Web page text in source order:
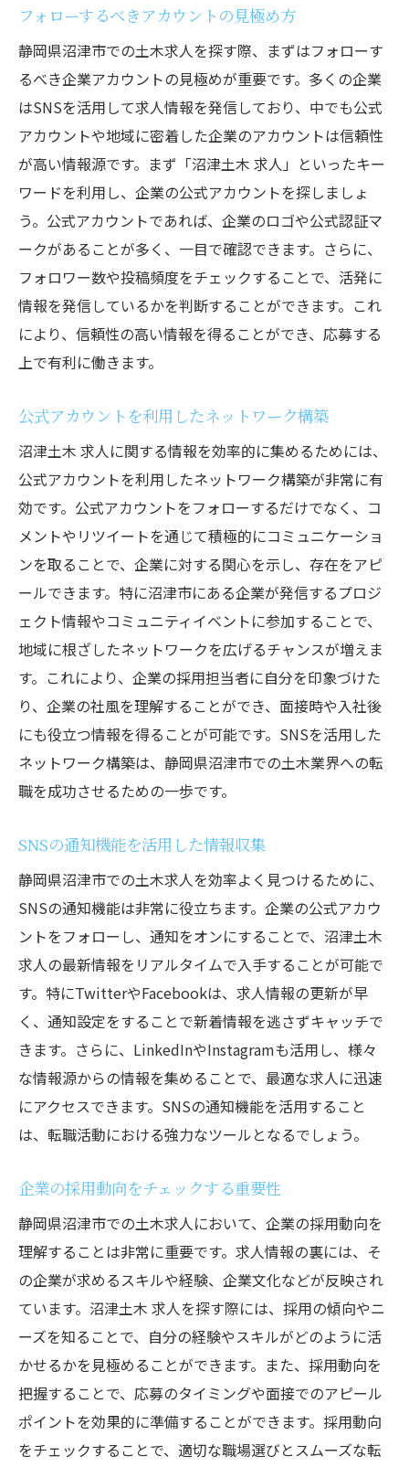
フォローするべきアカウントの見極め方
静岡県沼津市での土木求人を探す際、まずはフォローす
るべき企業アカウントの見極めが重要です。多くの企業
はSNSを活用して求人情報を発信しており、中でも公式
アカウントや地域に密着した企業のアカウントは信頼性
が高い情報源です。まず「沼津土木 求人」といったキー
ワードを利用し、企業の公式アカウントを探しましょ
う。公式アカウントであれば、企業のロゴや公式認証マ
ークがあることが多く、一目で確認できます。さらに、
フォロワー数や投稿頻度をチェックすることで、活発に
情報を発信しているかを判断することができます。これ
により、信頼性の高い情報を得ることができ、応募する
上で有利に働きます。
公式アカウントを利用したネットワーク構築
沼津土木 求人に関する情報を効率的に集めるためには、
公式アカウントを利用したネットワーク構築が非常に有
効です。公式アカウントをフォローするだけでなく、コ
メントやリツイートを通じて積極的にコミュニケーショ
ンを取ることで、企業に対する関心を示し、存在をアピ
ールできます。特に沼津市にある企業が発信するプロジ
ェクト情報やコミュニティイベントに参加することで、
地域に根ざしたネットワークを広げるチャンスが増えま
す。これにより、企業の採用担当者に自分を印象づけた
り、企業の社風を理解することができ、面接時や入社後
にも役立つ情報を得ることが可能です。SNSを活用した
ネットワーク構築は、静岡県沼津市での土木業界への転
職を成功させるための一歩です。
SNSの通知機能を活用した情報収集
静岡県沼津市での土木求人を効率よく見つけるために、
SNSの通知機能は非常に役立ちます。企業の公式アカウ
ントをフォローし、通知をオンにすることで、沼津土木
求人の最新情報をリアルタイムで入手することが可能で
す。特にTwitterやFacebookは、求人情報の更新が早
く、通知設定をすることで新着情報を逃さずキャッチで
きます。さらに、LinkedInやInstagramも活用し、様々
な情報源からの情報を集めることで、最適な求人に迅速
にアクセスできます。SNSの通知機能を活用すること
は、転職活動における強力なツールとなるでしょう。
企業の採用動向をチェックする重要性
静岡県沼津市での土木求人において、企業の採用動向を
理解することは非常に重要です。求人情報の裏には、そ
の企業が求めるスキルや経験、企業文化などが反映され
ています。沼津土木 求人を探す際には、採用の傾向やニ
ーズを知ることで、自分の経験やスキルがどのように活
かせるかを見極めることができます。また、採用動向を
把握することで、応募のタイミングや面接でのアピール
ポイントを効果的に準備することができます。採用動向
をチェックすることで、適切な職場選びとスムーズな転